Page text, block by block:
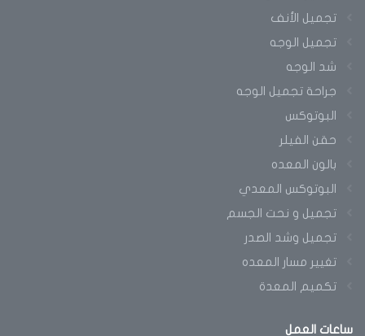
تجميل الأنف
تجميل الوجه
شد الوجه
جراحة تجميل الوجه
البوتوكس
حقن الفيلر
بالون المعده
البوتوكس المعدي
تجميل و نحت الجسم
تجميل وشد الصدر
تغيير مسار المعده
تكميم المعدة
ساعات العمل